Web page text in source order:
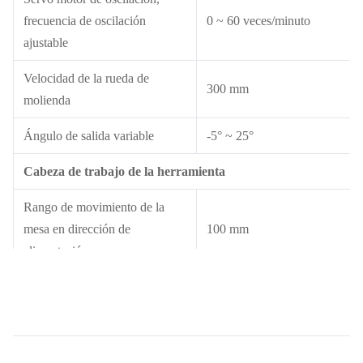
frecuencia de oscilación
ajustable
0 ~ 60 veces/minuto
Velocidad de la rueda de
molienda
300 mm
Ángulo de salida variable -5° ~ 25°
Cabeza de trabajo de la herramienta
Rango de movimiento de la
mesa en dirección de
alimentación
100 mm